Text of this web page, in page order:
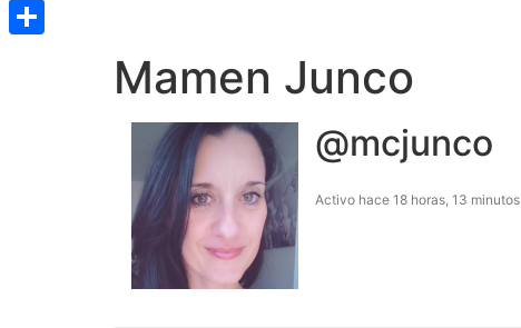
Mamen Junco
@mcjunco
Activo hace 18 horas, 13 minutos
Email